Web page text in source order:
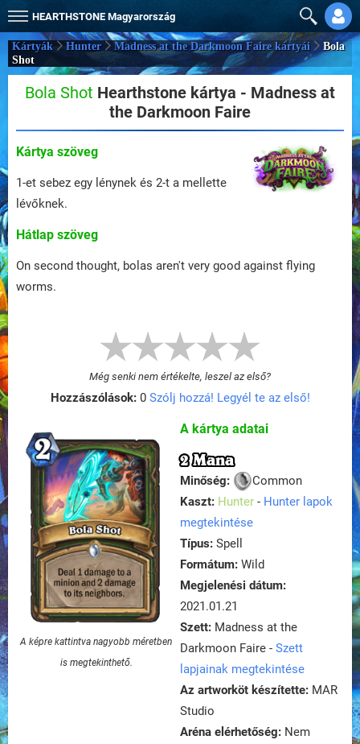
HEARTHSTONE Magyarország
Kártyák Hunter Madness at the Darkmoon Faire kártyái
Bola
Shot
Bola Shot Hearthstone kártya - Madness at
the Darkmoon Faire
Kártya szöveg
1-et sebez egy lénynek és 2-t a mellette
lévőknek.
Hátlap szöveg
On second thought, bolas aren't very good against flying
worms.
Még senki nem értékelte, leszel az első?
Hozzászólások:0 Szólj hozzá! Legyél te az első!
A képre kattintva nagyobb méretben
is megtekinthető.
A kártya adatai
2 Mana
Minőség:
Common
Kaszt: Hunter - Hunter lapok
megtekintése
Típus: Spell
Formátum: Wild
Megjelenési dátum:
2021.01.21
Szett: Madness at the
Darkmoon Faire - Szett
lapjainak megtekintése
Az artworköt készítette: MAR
Studio
Aréna elérhetőség: Nem